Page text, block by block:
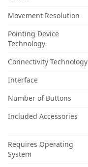
Movement Resolution
Pointing Device
Technology
Connectivity Technology
Interface
Number of Buttons
Included Accessories
Requires Operating
System